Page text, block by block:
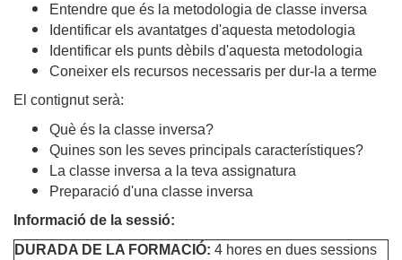
Entendre que és la metodologia de classe inversa
Identificar els avantatges d'aquesta metodologia
Identificar els punts dèbils d'aquesta metodologia
Coneixer els recursos necessaris per dur-la a terme
El contignut serà:
Què és la classe inversa?
Quines son les seves principals característiques?
La classe inversa a la teva assignatura
Preparació d'una classe inversa
Informació de la sessió:
DURADA DE LA FORMACIÓ: 4 hores en dues sessions